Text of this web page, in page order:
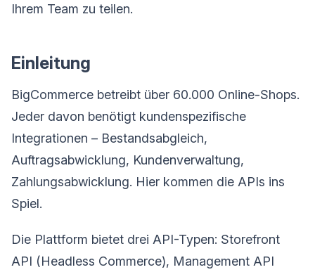
Ihrem Team zu teilen.
Einleitung
BigCommerce betreibt über 60.000 Online-Shops.
Jeder davon benötigt kundenspezifische
Integrationen – Bestandsabgleich,
Auftragsabwicklung, Kundenverwaltung,
Zahlungsabwicklung. Hier kommen die APIs ins
Spiel.
Die Plattform bietet drei API-Typen: Storefront
API (Headless Commerce), Management API